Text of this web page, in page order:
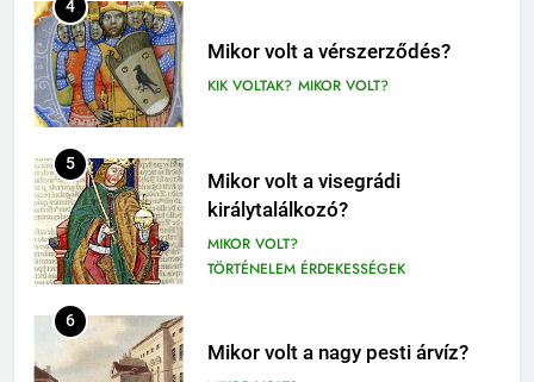
4
Mikor volt a vérszerződés?
KIK VOLTAK? MIKOR VOLT?
5
Mikor volt a visegrádi
királytalálkozó?
MIKOR VOLT?
TÖRTÉNELEM ÉRDEKESSÉGEK
6
Mikor volt a nagy pesti árvíz?
1-4. OSZTÁLY OLVASÓNAPLÓ
olvasónapló
5. OSZTÁLY OLVASÓNAPLÓ
OLVASÓNAPLÓK
A jó palócok (elemzés)
ELEMZÉSEK-VERSELEMZÉS